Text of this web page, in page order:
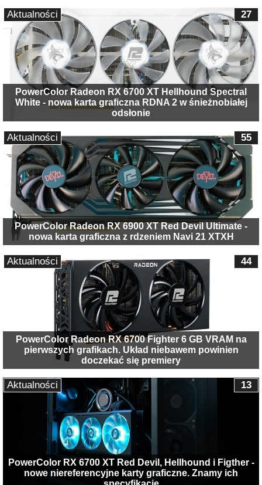
PowerColor Radeon RX 6700 XT Hellhound Spectral
White - nowa karta graficzna RDNA 2 w śnieżnobiałej
odsłonie
27
Aktualności
PowerColor Radeon RX 6900 XT Red Devil Ultimate -
nowa karta graficzna z rdzeniem Navi 21 XTXH
55
Aktualności
PowerColor Radeon RX 6700 Fighter 6 GB VRAM na
pierwszych grafikach. Układ niebawem powinien
doczekać się premiery
44
Aktualności
PowerColor RX 6700 XT Red Devil, Hellhound i Figther -
nowe niereferencyjne karty graficzne. Znamy ich
13
Aktualności